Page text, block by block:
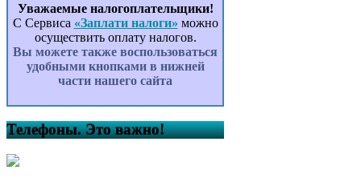
Уважаемые налогоплательщики!
С Сервиса «Заплати налоги» можно
осуществить оплату налогов.
Вы можете также воспользоваться
удобными кнопками в нижней
части нашего сайта
Телефоны. Это важно!